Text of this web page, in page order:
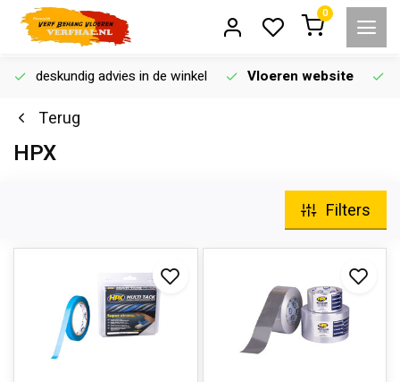
0
deskundig advies in de winkel Vloeren website
Terug
HPX
Filters